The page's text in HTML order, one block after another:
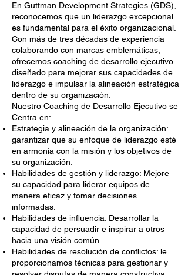
En Guttman Development Strategies (GDS),
reconocemos que un liderazgo excepcional
es fundamental para el éxito organizacional.
Con más de tres décadas de experiencia
colaborando con marcas emblemáticas,
ofrecemos coaching de desarrollo ejecutivo
diseñado para mejorar sus capacidades de
liderazgo e impulsar la alineación estratégica
dentro de su organización.
Nuestro Coaching de Desarrollo Ejecutivo se
Centra en:
Estrategia y alineación de la organización:
garantizar que su enfoque de liderazgo esté
en armonía con la misión y los objetivos de
su organización.
Habilidades de gestión y liderazgo: Mejore
su capacidad para liderar equipos de
manera eficaz y tomar decisiones
informadas.
Habilidades de influencia: Desarrollar la
capacidad de persuadir e inspirar a otros
hacia una visión común.
Habilidades de resolución de conflictos: le
proporcionamos técnicas para gestionar y